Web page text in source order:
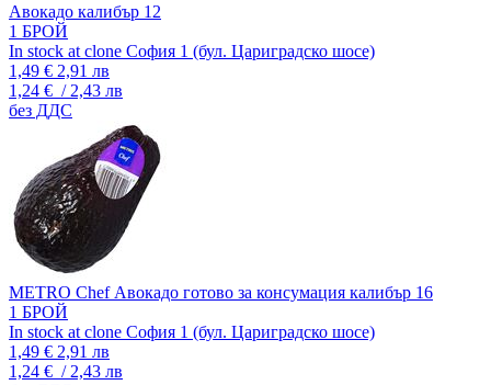
Авокадо калибър 12
1 БРОЙ
In stock at clone София 1 (бул. Цариградско шосе)
1,49 € 2,91 лв
1,24 € / 2,43 лв
без ДДС
METRO Chef Авокадо готово за консумация калибър 16
1 БРОЙ
In stock at clone София 1 (бул. Цариградско шосе)
1,49 € 2,91 лв
1,24 € / 2,43 лв